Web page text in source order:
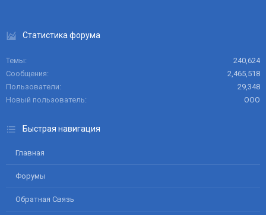
Статистика форума
Темы
240,624
Сообщения
2,465,518
Пользователи
29,348
Новый пользователь
ООО
Быстрая навигация
Главная
Форумы
Обратная Связь